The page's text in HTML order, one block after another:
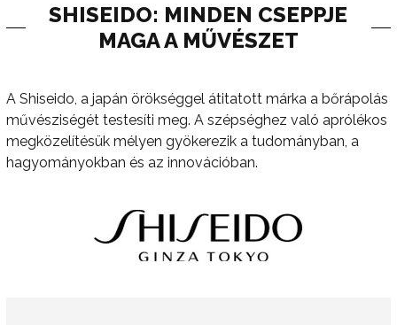
SHISEIDO: MINDEN CSEPPJE
MAGA A MŰVÉSZET
A Shiseido, a japán örökséggel átitatott márka a bőrápolás
művésziségét testesíti meg. A szépséghez való aprólékos
megközelítésük mélyen gyökerezik a tudományban, a
hagyományokban és az innovációban.